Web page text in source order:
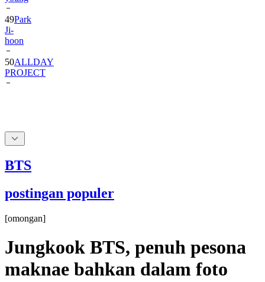
49Park
Ji-
hoon
50ALLDAY
PROJECT
BTS
postingan populer
[omongan]
Jungkook BTS, penuh pesona
maknae bahkan dalam foto